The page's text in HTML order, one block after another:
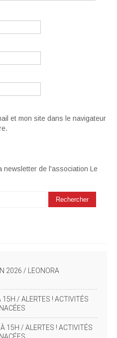
et mon site dans le navigateur
newsletter de l'association Le
2026 / LEONORA
/ ALERTES ! ACTIVITÉS
15H / ALERTES ! ACTIVITÉS